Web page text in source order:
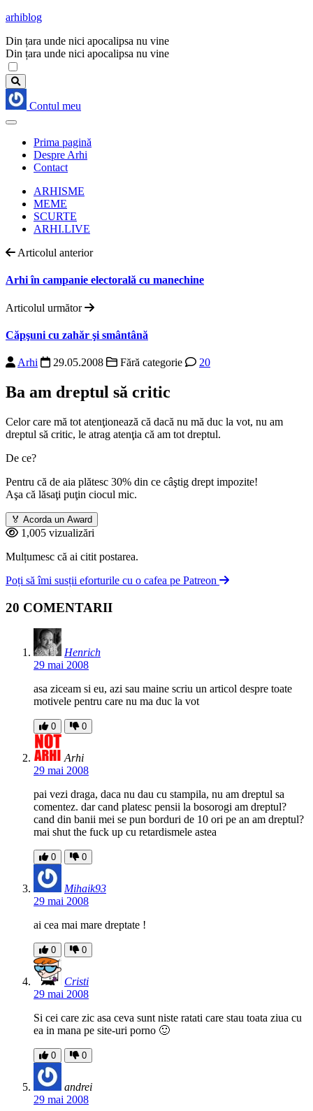
arhiblog
Din țara unde nici apocalipsa nu vine
Din țara unde nici apocalipsa nu vine
Contul meu
Prima pagină
Despre Arhi
Contact
ARHISME
MEME
SCURTE
ARHI.LIVE
Articolul anterior
Arhi în campanie electorală cu manechine
Articolul următor
Căpşuni cu zahăr şi smântână
Arhi 29.05.2008 Fără categorie 20
Ba am dreptul să critic
Celor care mă tot atenţionează că dacă nu mă duc la vot, nu am
dreptul să critic, le atrag atenţia că am tot dreptul.
De ce?
Pentru că de aia plătesc 30% din ce câştig drept impozite!
Aşa că lăsaţi puţin ciocul mic.
🏅 Acorda un Award
1,005 vizualizări
Mulțumesc că ai citit postarea.
Poți să îmi susții eforturile cu o cafea pe Patreon
20 COMENTARII
Henrich
29 mai 2008
asa ziceam si eu, azi sau maine scriu un articol despre toate
motivele pentru care nu ma duc la vot
0 0
Arhi
29 mai 2008
pai vezi draga, daca nu dau cu stampila, nu am dreptul sa
comentez. dar cand platesc pensii la bosorogi am dreptul?
cand din banii mei se pun borduri de 10 ori pe an am dreptul?
mai shut the fuck up cu retardismele astea
0 0
Mihaik93
29 mai 2008
ai cea mai mare dreptate !
0 0
Cristi
29 mai 2008
Si cei care zic asa ceva sunt niste ratati care stau toata ziua cu
ea in mana pe site-uri porno 🙂
0 0
andrei
29 mai 2008